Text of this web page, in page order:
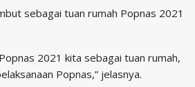
sebagai tuan rumah Popnas 2021
2021 kita sebagai tuan rumah,
Popnas,” jelasnya.